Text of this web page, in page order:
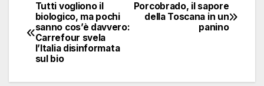
Navigazione
articoli
Porcobrado, il sapore
della Toscana in un
panino
Tutti vogliono il
biologico, ma pochi
sanno cos’è davvero:
Carrefour svela
l’Italia disinformata
sul bio